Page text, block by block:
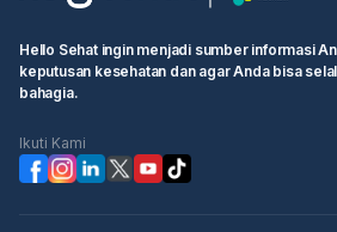
Hello Sehat ingin menjadi sumber informasi
keputusan kesehatan dan agar Anda bisa
bahagia.
Ikuti Kami